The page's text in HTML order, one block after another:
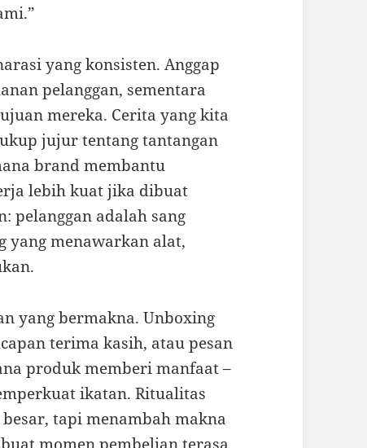
yang konsisten. Anggap
pelanggan, sementara
mereka. Cerita yang kita
jujur tentang tantangan
brand membantu
lebih kuat jika dibuat
pelanggan adalah sang
yang menawarkan alat,
yang bermakna. Unboxing
terima kasih, atau pesan
produk memberi manfaat –
ikatan. Ritualitas
tapi menambah makna